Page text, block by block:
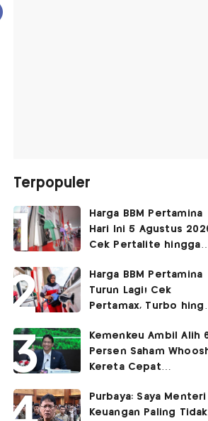
Terpopuler
Harga BBM Pertamina
Hari Ini 5 Agustus
Cek Pertalite hingga
Turun
Harga BBM Pertamina
Turun Lagi! Cek
Pertamax, Turbo
Agustus 2026
Kemenkeu Ambil Alih
Persen Saham
Kereta Cepat
Surabaya
Purbaya: Saya Menteri
Keuangan Paling Tidak